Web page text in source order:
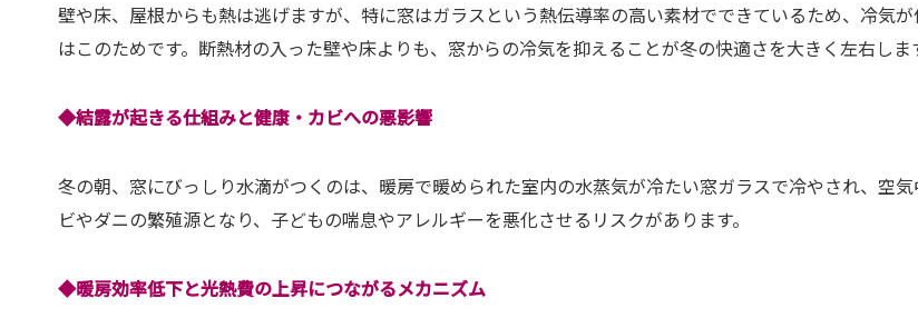
壁や床、屋根からも熱は逃げますが、特に窓はガラスという熱伝導率の高い素材でできているため、冷気
はこのためです。断熱材の入った壁や床よりも、窓からの冷気を抑えることが冬の快適さを大きく左右しま
◆結露が起きる仕組みと健康・カビへの悪影響
冬の朝、窓にびっしり水滴がつくのは、暖房で暖められた室内の水蒸気が冷たい窓ガラスで冷やされ、空
ビやダニの繁殖源となり、子どもの喘息やアレルギーを悪化させるリスクがあります。
◆暖房効率低下と光熱費の上昇につながるメカニズム